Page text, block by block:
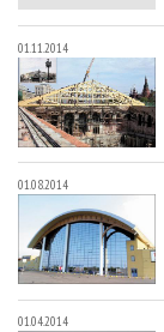
01.11.2014
01.08.2014
01.04.2014